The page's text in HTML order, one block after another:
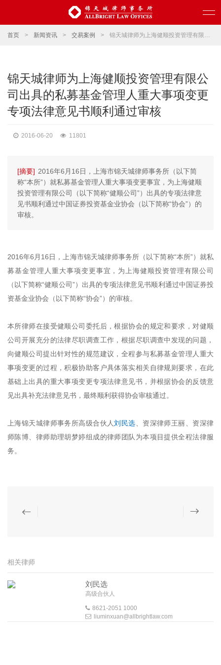
首页 > 新闻资讯 > 交易案例 > 锦天城律师为上海健顺投资管理有限公司出具的私募基金管理人重大事项变更专项法律意见书顺利通过审核
锦天城律师为上海健顺投资管理有限公
司出具的私募基金管理人重大事项变更
专项法律意见书顺利通过审核
2016-06-20 11801
[摘要] 2016年6月16日，上海市锦天城律师事务所（以下简
称“本所”）就私募基金管理人重大事项变更事宜，为上海健顺
投资管理有限公司（以下简称“健顺公司”）出具的专项法律意
见书顺利通过中国证券投资基金业协会（以下简称“协会”）的
审核。
2016年6月16日，上海市锦天城律师事务所（以下简称“本所”）就私
募基金管理人重大事项变更事宜，为上海健顺投资管理有限公司
（以下简称“健顺公司”）出具的专项法律意见书顺利通过中国证券投
资基金业协会（以下简称“协会”）的审核。
本所律师在接受健顺公司委托后，根据协会的规定和要求，对健顺
公司开展充分的法律尽职调查工作，根据尽职调查中发现的问题，
向健顺公司提出针对性的规范建议，全程参与私募基金管理人重大
事项变更的过程，积极协助客户具体落实相关自律规则要求，在此
基础上出具的重大事项变更专项法律意见书，并根据协会的反馈意
见出具补充法律意见书，最终顺利获得协会审核通过。
上海锦天城律师事务所高级合伙人刘民选 、资深律师王丽、资深律
师陈博、律师助理胡梦婷组成的律师团队为本项目提供全程法律服
务。
相关律师
刘民选
高级合伙人
8621-2051 1000
liuminxuan@allbrightlaw.com